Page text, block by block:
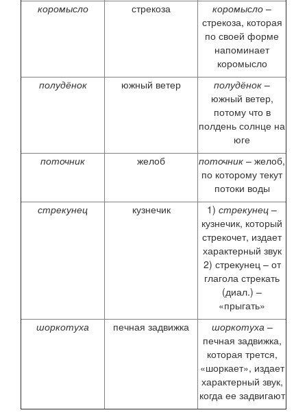
коромысло
стрекоза коромысло –
стрекоза, которая
по своей форме
напоминает
коромысло
полудёнок
южный ветер полудёнок –
южный ветер,
потому что в
полдень солнце на
юге
поточник
желоб поточник – желоб,
по которому текут
потоки воды
стрекунец
кузнечик 1) стрекунец –
кузнечик, который
стрекочет, издает
характерный звук
2) стрекунец – от
глагола стрекать
(диал.) –
«прыгать»
шоркотуха
печная задвижка шоркотуха–
печная задвижка,
которая трется,
«шоркает», издает
характерный звук,
когда ее задвигают